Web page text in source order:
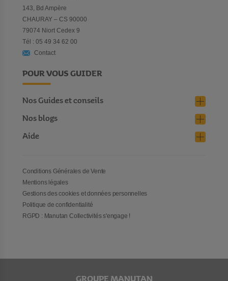
143, Bd Ampère
CHAURAY – CS 90000
79074 Niort Cedex 9
Tél : 05 49 34 62 00
Contact
POUR VOUS GUIDER
Nos Guides et conseils
Nos blogs
Aide
Conditions Générales de Vente
Mentions légales
Gestions des cookies et données personnelles
Politique de confidentialité
RGPD : Manutan Collectivités s'engage !
GROUPE MANUTAN